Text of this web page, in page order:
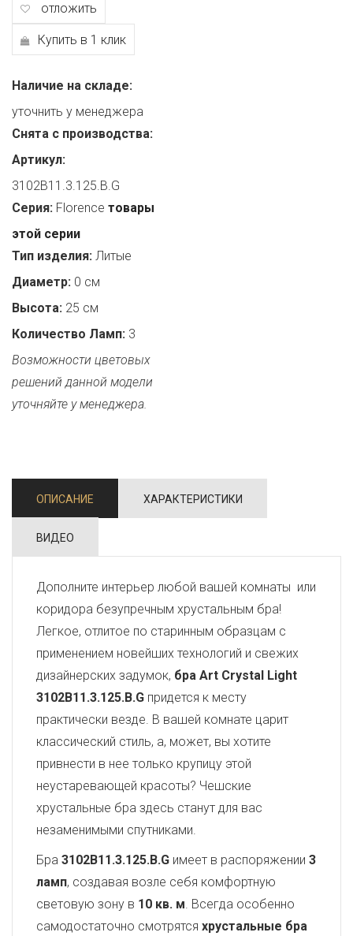
отложить
Купить в 1 клик
Наличие на складе:
уточнить у менеджера
Снята с производства:
Артикул:
3102B11.3.125.B.G
Серия: Florence товары
этой серии
Тип изделия: Литые
Диаметр: 0 см
Высота: 25 см
Количество Ламп: 3
Возможности цветовых
решений данной модели
уточняйте у менеджера.
ОПИСАНИЕ ХАРАКТЕРИСТИКИ
ВИДЕО
Дополните интерьер любой вашей комнаты или
коридора безупречным хрустальным бра!
Легкое, отлитое по старинным образцам с
применением новейших технологий и свежих
дизайнерских задумок, бра Art Crystal Light
3102B11.3.125.B.G придется к месту
практически везде. В вашей комнате царит
классический стиль, а, может, вы хотите
привнести в нее только крупицу этой
неустаревающей красоты? Чешские
хрустальные бра здесь станут для вас
незаменимыми спутниками.
Бра 3102B11.3.125.B.G имеет в распоряжении 3
ламп, создавая возле себя комфортную
световую зону в 10 кв. м. Всегда особенно
самодостаточно смотрятся хрустальные бра